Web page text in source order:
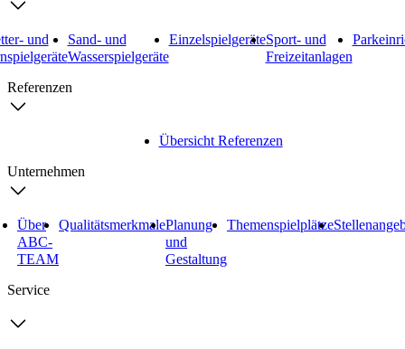
und
Sand- und
Wasserspielgeräte
EinzelspielgeräteSport- und
Freizeitanlagen
Referenzen
Übersicht Referenzen
Unternehmen
Über
ABC-
TEAM
QualitätsmerkmalePlanung
und
Gestaltung
Themenspielplätze
Service